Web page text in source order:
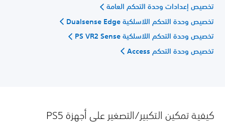
تخصيص إعدادات وحدة التحكم العامة
تخصيص وحدة التحكم اللاسلكية Dualsense Edge
تخصيص وحدة التحكم اللاسلكية PS VR2 Sense
تخصيص وحدة التحكم Access
كيفية تمكين التكبير/التصغير على أجهزة PS5